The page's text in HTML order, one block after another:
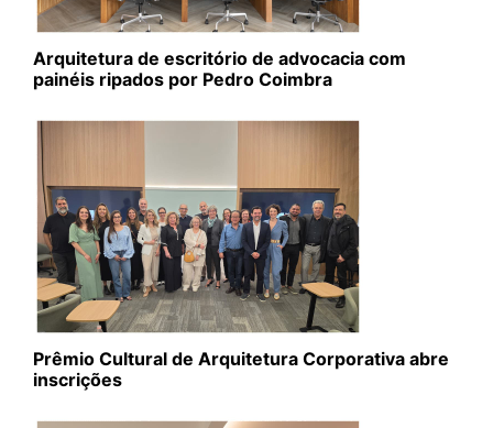
Arquitetura de escritório de advocacia com
painéis ripados por Pedro Coimbra
Prêmio Cultural de Arquitetura Corporativa abre
inscrições